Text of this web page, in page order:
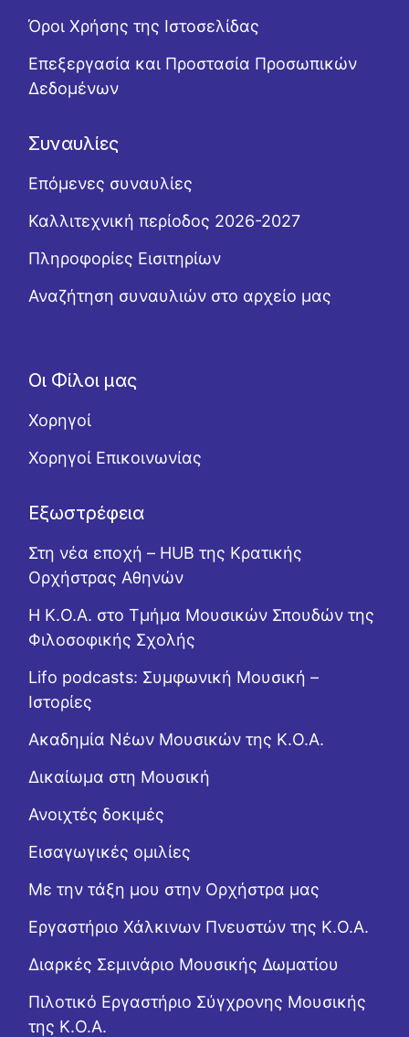
Όροι Χρήσης της Ιστοσελίδας
Επεξεργασία και Προστασία Προσωπικών
Δεδομένων
Συναυλίες
Επόμενες συναυλίες
Καλλιτεχνική περίοδος 2026-2027
Πληροφορίες Εισιτηρίων
Αναζήτηση συναυλιών στο αρχείο μας
Οι Φίλοι μας
Χορηγοί
Χορηγοί Επικοινωνίας
Εξωστρέφεια
Στη νέα εποχή – HUB της Κρατικής
Ορχήστρας Αθηνών
Η Κ.Ο.Α. στο Τμήμα Μουσικών Σπουδών της
Φιλοσοφικής Σχολής
Lifo podcasts: Συμφωνική Μουσική –
Ιστορίες
Ακαδημία Νέων Μουσικών της Κ.Ο.Α.
Δικαίωμα στη Μουσική
Ανοιχτές δοκιμές
Εισαγωγικές ομιλίες
Με την τάξη μου στην Ορχήστρα μας
Εργαστήριo Χάλκινων Πνευστών της Κ.Ο.Α.
Διαρκές Σεμινάριο Μουσικής Δωματίου
Πιλοτικό Εργαστήριο Σύγχρονης Μουσικής
της Κ.Ο.Α.